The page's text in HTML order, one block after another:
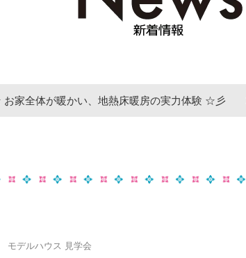
お家全体が暖かい、地熱床暖房の実力体験 ☆彡
モデルハウス 見学会